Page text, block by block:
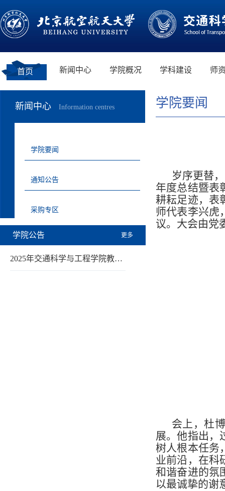
首页 新闻中心 学院概况 学科建设 师
新闻中心 Information centres
学院要闻
通知公告
采购专区
学院公告 更多
2025年交通科学与工程学院教…
学院要闻
岁序更替
年度总结暨表
耕耘足迹，表
师代表李兴虎
议。大会由党
会上，杜
展。他指出，
树人根本任务
业前沿，在科
和谐奋进的氛
以最诚挚的谢